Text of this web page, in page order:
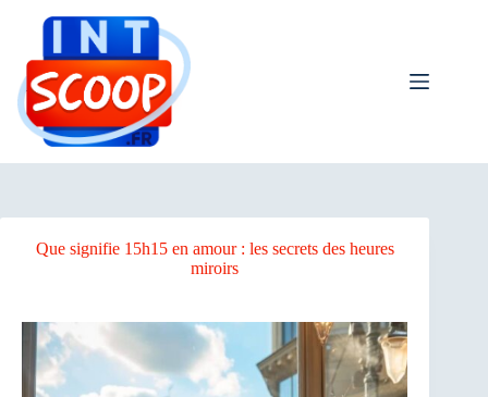
Que signifie 15h15 en amour : les secrets des heures
miroirs